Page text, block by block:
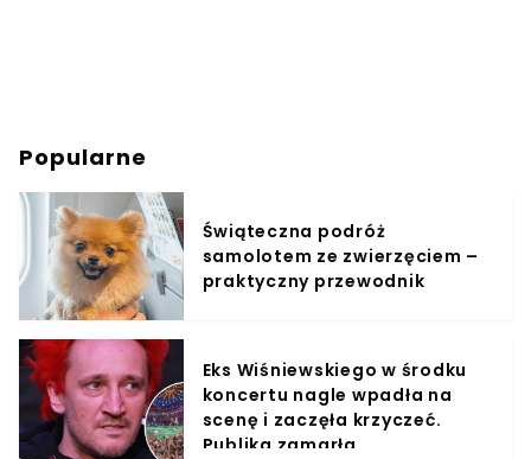
Popularne
Świąteczna podróż
samolotem ze zwierzęciem –
praktyczny przewodnik
Eks Wiśniewskiego w środku
koncertu nagle wpadła na
scenę i zaczęła krzyczeć.
Publika zamarła